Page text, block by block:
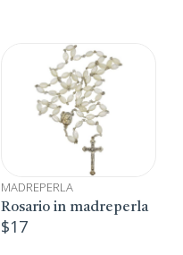
MADREPERLA
Rosario in madreperla
$17